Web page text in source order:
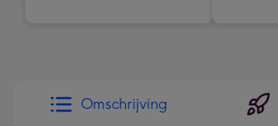
Omschrijving